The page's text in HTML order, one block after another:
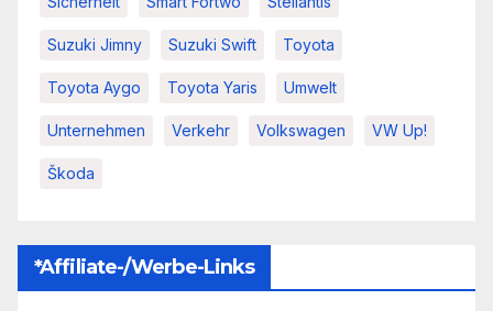
Suzuki Jimny Suzuki Swift Toyota
Toyota Aygo Toyota Yaris Umwelt
Unternehmen Verkehr Volkswagen VW Up!
Škoda
*Affiliate-/Werbe-Links